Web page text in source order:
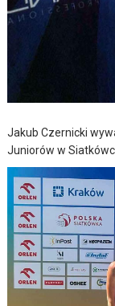
Jakub Czernicki
Juniorów w